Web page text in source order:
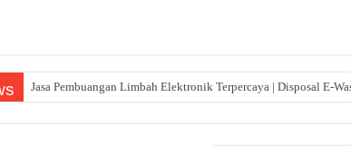
Jasa Pembuangan Limbah Elektronik Terpercaya | Disposal E-